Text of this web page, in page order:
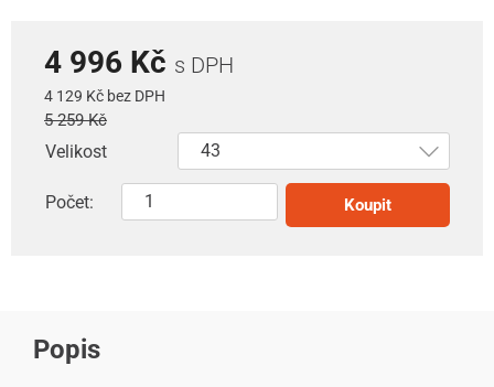
4 996 Kč s DPH
4 129 Kč bez DPH
5 259 Kč
Velikost
Počet: Koupit
Popis